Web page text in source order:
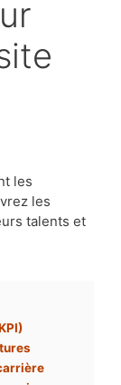
les
les
talents et